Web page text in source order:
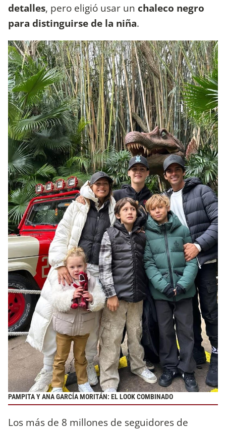
detalles, pero eligió usar un chaleco negro
para distinguirse de la niña.
PAMPITA Y ANA GARCÍA MORITÁN: EL LOOK COMBINADO
Los más de 8 millones de seguidores de